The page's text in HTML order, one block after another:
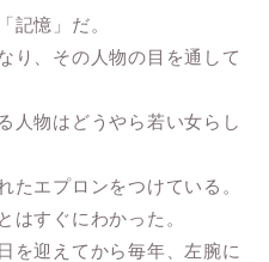
記憶」だ。
り、その人物の目を通して
人物はどうやら若い女らし
たエプロンをつけている。
はすぐにわかった。
を迎えてから毎年、左腕に